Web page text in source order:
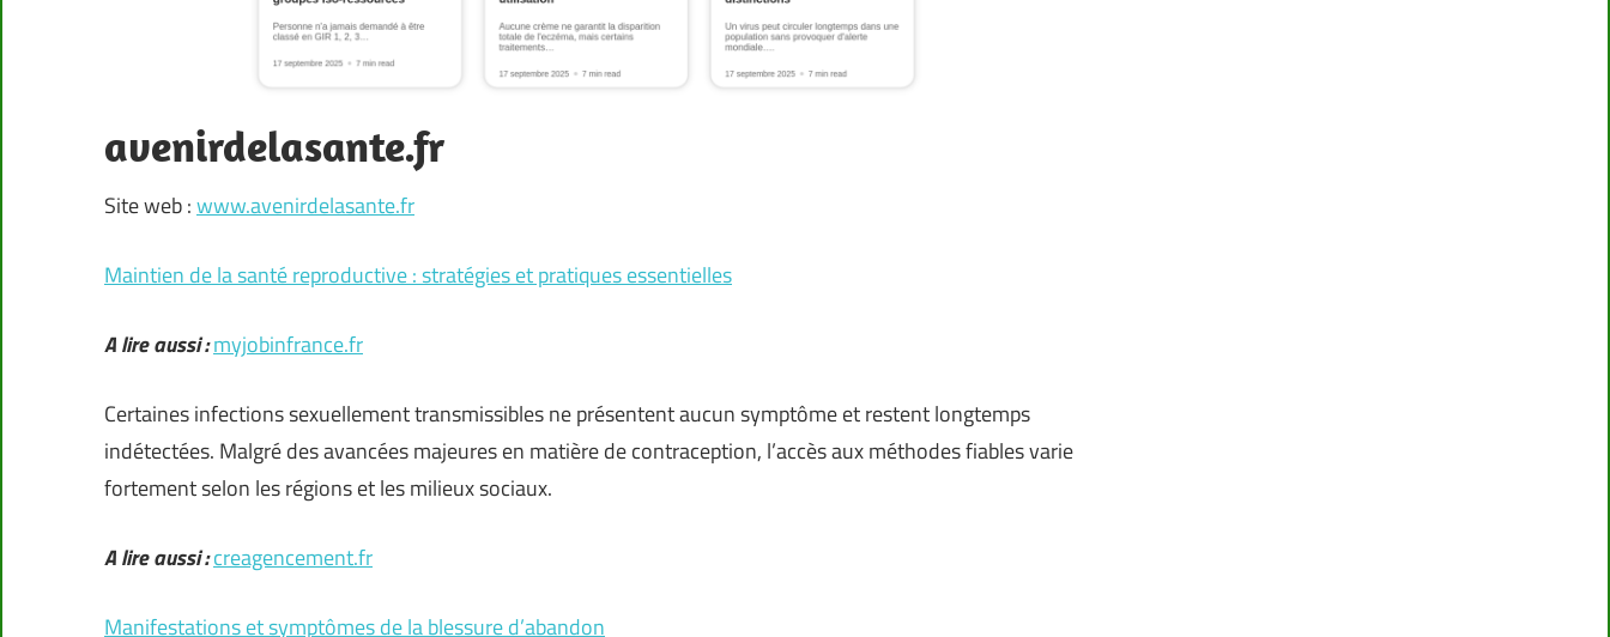
avenirdelasante.fr
Site web :www.avenirdelasante.fr
Maintien de la santé reproductive : stratégies et pratiques essentielles
A lire aussi :myjobinfrance.fr
Certaines infections sexuellement transmissibles ne présentent aucun symptôme et restent longtemps
indétectées. Malgré des avancées majeures en matière de contraception, l’accès aux méthodes fiables varie
fortement selon les régions et les milieux sociaux.
A lire aussi :creagencement.fr
Manifestations et symptômes de la blessure d’abandon